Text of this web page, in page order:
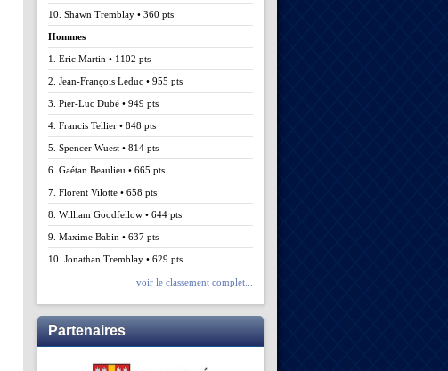
10. Shawn Tremblay • 360 pts
Hommes
1. Eric Martin • 1102 pts
2. Jean-François Leduc • 955 pts
3. Pier-Luc Dubé • 949 pts
4. Francis Tellier • 848 pts
5. Spencer Wuest • 814 pts
6. Gaétan Beaulieu • 665 pts
7. Florent Vilotte • 658 pts
8. William Goodfellow • 644 pts
9. Maxime Babin • 637 pts
10. Jonathan Tremblay • 629 pts
voir le classement complet...
Partenaires